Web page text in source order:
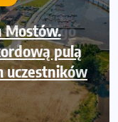
Mostów.
pulą
uczestników
i profil
biegania